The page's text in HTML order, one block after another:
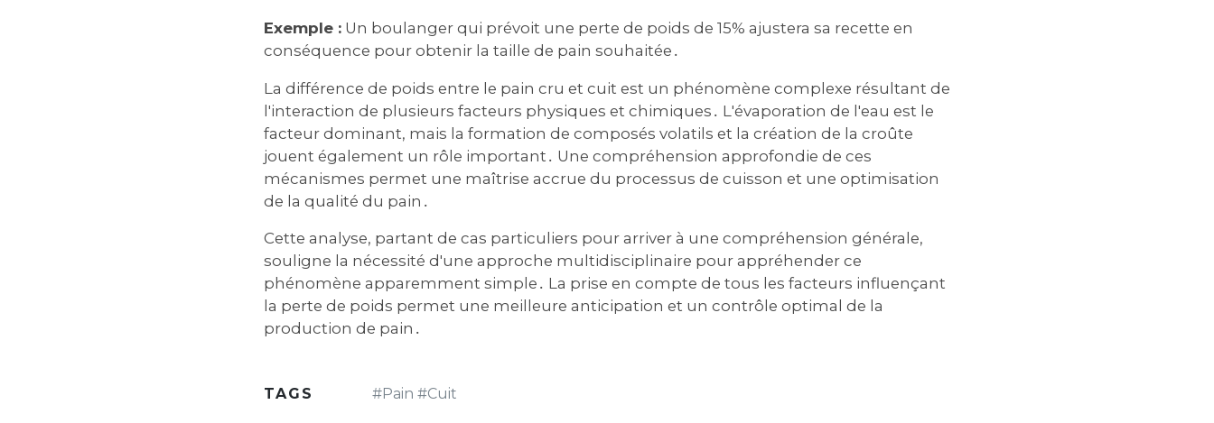
Exemple : Un boulanger qui prévoit une perte de poids de 15% ajustera sa recette en
conséquence pour obtenir la taille de pain souhaitée․
La différence de poids entre le pain cru et cuit est un phénomène complexe résultant de
l'interaction de plusieurs facteurs physiques et chimiques․ L'évaporation de l'eau est le
facteur dominant, mais la formation de composés volatils et la création de la croûte
jouent également un rôle important․ Une compréhension approfondie de ces
mécanismes permet une maîtrise accrue du processus de cuisson et une optimisation
de la qualité du pain․
Cette analyse, partant de cas particuliers pour arriver à une compréhension générale,
souligne la nécessité d'une approche multidisciplinaire pour appréhender ce
phénomène apparemment simple․ La prise en compte de tous les facteurs influençant
la perte de poids permet une meilleure anticipation et un contrôle optimal de la
production de pain․
TAGS #Pain #Cuit